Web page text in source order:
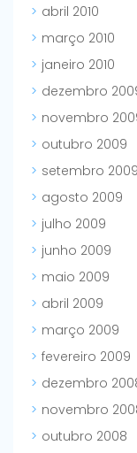
abril 2010
março 2010
janeiro 2010
dezembro
novembro
outubro 2009
setembro 2009
agosto 2009
julho 2009
junho 2009
maio 2009
abril 2009
março 2009
fevereiro 2009
dezembro
novembro
outubro 2008